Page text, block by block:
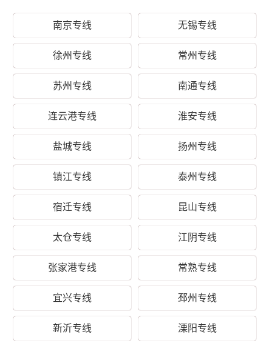
“两地之复，来而往以”，为保证从南通运输到松北区的货物
能够准时、准点到达松北区的松北区(全境)等区域，让客户
享受人在家中坐，货在全国走的物流体验。所派遣的两名
司机对南通去松北区所经过的运输路线都了然于胸、轻车
熟路，并且轮班驾驶，中间不经停、不间歇。财根南通物
流凭借专业的物流方案规划能力、丰富的物流运输资源整
合能力，以南通到松北区物流运输为基础，以建设现代南
通到松北区专线物流为核心，通过专注精细化物流、差异
化物流来提升核心竞争力，脚踏实地让客户体验到及时、
准确、高效的服务品质，使企业更加集中精力发展自身的
生产销售业务，创造更多的价值。
运价参考：
起步价格 泡货价格
致电沟通
致电沟通
南京专线 无锡专线
徐州专线 常州专线
苏州专线 南通专线
连云港专线 淮安专线
盐城专线 扬州专线
镇江专线 泰州专线
宿迁专线 昆山专线
太仓专线 江阴专线
张家港专线 常熟专线
宜兴专线 邳州专线
新沂专线 溧阳专线